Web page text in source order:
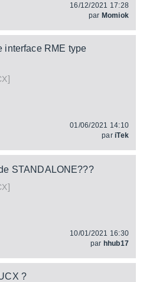
16/12/2021 17:28
par Momiok
interface RME type
]
01/06/2021 14:10
pariTek
STANDALONE???
]
10/01/2021 16:30
par hhub17
?